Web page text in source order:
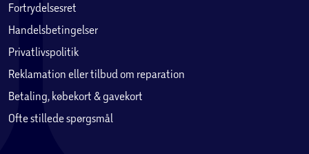
Fortrydelsesret
Handelsbetingelser
Privatlivspolitik
Reklamation eller tilbud om reparation
Betaling, købekort & gavekort
Ofte stillede spørgsmål